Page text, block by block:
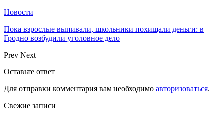
Новости
Пока взрослые выпивали, школьники похищали деньги: в
Гродно возбудили уголовное дело
Prev Next
Оставьте ответ
Для отправки комментария вам необходимо авторизоваться.
Свежие записи